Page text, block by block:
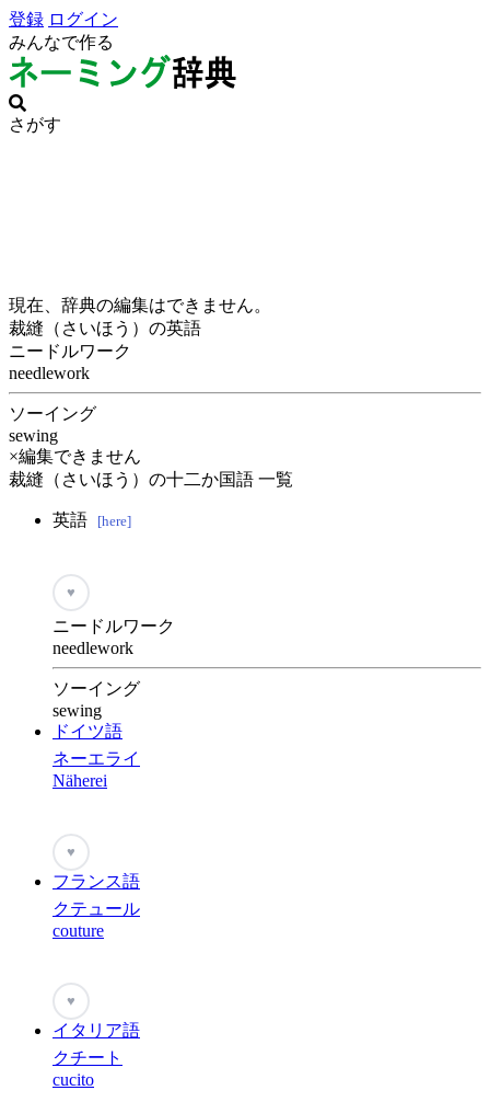
登録 ログイン
みんなで作る
さがす
現在、辞典の編集はできません。
裁縫（さいほう）の英語
ニードルワーク
needlework
ソーイング
sewing
×編集できません
裁縫（さいほう）の十二か国語 一覧
英語 [here]
♥
ニードルワーク
needlework
ソーイング
sewing
ドイツ語
ネーエライ
Näherei
♥
フランス語
クテュール
couture
♥
イタリア語
クチート
cucito